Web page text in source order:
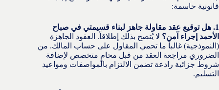
قانونية حاسمة:
1. هل توقيع عقد مقاولة جاهز لبناء قسيمتي في صباح
الأحمد إجراء آمن؟ لا يُنصح بذلك إطلاقاً. العقود الجاهزة
(النموذجية) غالباً ما تحمي المقاول على حساب المالك. من
الضروري مراجعة العقد من قبل محامٍ متخصص لإضافة
شروط جزائية رادعة تضمن الالتزام بالمواصفات ومواعيد
التسليم.